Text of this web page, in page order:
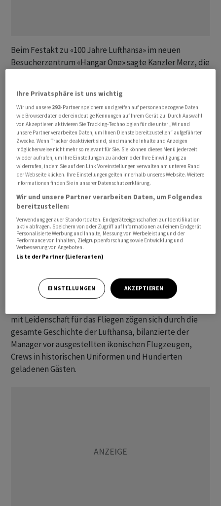
Beim Festakt zu «100 Jahre Lufthansa» im neuen
Besucherzentrum «Hangar One» sagte Kanzler Merz, die
Deutschland stärker geprägt als jedes andere
Unternehmen.
Die Bundesregierung setze sich dafür ein, dass
Deutschland ein wichtiger Luftverkehrsstandort bleibe,
versprach Merz. «Weniger fliegen ist keine Option für
den Wirtschaftsstandort Deutschland.» Dazu brauche
man nachhaltige klimaschonende Technologien, aber
auch niedrige Kosten und eine höhere
Wettbewerbsfähigkeit. Er dankte Lufthansa-Chef
Carsten Spohr dafür, dass sich das Unternehmen
erstmals vollständig zu seiner Rolle im
Nationalsozialismus bekannt habe.
Spohr sagte, der Kranich fliege seit 100 Jahren als
mit Leidenschaft für das Fliegen zögen sich durch die
gesamte Geschichte der Lufthansa, bilanzierte der
Manager vor ausgestellten ikonischen Flugzeugen,
Crews in historischen Uniformen und Hunderten
geladenen Gästen.
Ihre Privatsphäre ist uns wichtig
Wir und unsere 293-Partner speichern und greifen auf personenbezogene Daten
wie Browserdaten oder eindeutige Kennungen auf Ihrem Gerät zu. Durch Auswahl
von Akzeptieren aktivieren Sie Tracking-Technologien für die unter „Wir und
unsere Partner verarbeiten Daten, um Ihnen Dienste bereitzustellen“ aufgeführten
Zwecke. Wenn Tracker deaktiviert sind, sind manche Inhalte und Anzeigen
möglicherweise nicht mehr so relevant für Sie. Sie können dieses Menü jederzeit
wieder aufrufen, um Ihre Einstellungen zu ändern oder Ihre Einwilligung zu
widerrufen, indem Sie auf den Link Voreinstellungen verwalten am unteren Rand
der Webseite klicken. Ihre Einstellungen gelten innerhalb unseres Website. Weitere
Informationen finden Sie in unserer Datenschutzerklärung.
Wir und unsere Partner verarbeiten Daten, um Folgendes
bereitzustellen:
Verwendung genauer Standortdaten. Endgeräteeigenschaften zur Identifikation
aktiv abfragen. Speichern von oder Zugriff auf Informationen auf einem Endgerät.
Personalisierte Werbung und Inhalte, Messung von Werbeleistung und der
Performance von Inhalten, Zielgruppenforschung sowie Entwicklung und
Verbesserung von Angeboten.
Liste der Partner (Lieferanten)
EINSTELLUNGEN AKZEPTIEREN